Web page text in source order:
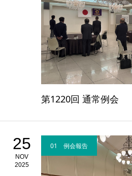
第1220回 通常例会
25
NOV
2025
01 例会報告